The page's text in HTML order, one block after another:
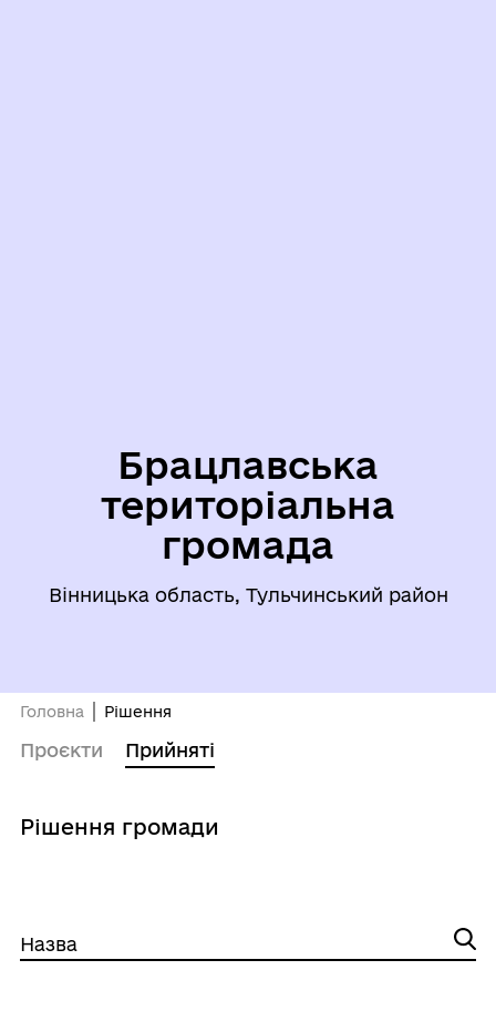
Брацлавська
територіальна
громада
Вінницька область, Тульчинський район
Головна Рішення
Проєкти Прийняті
Рішення громади
Назва